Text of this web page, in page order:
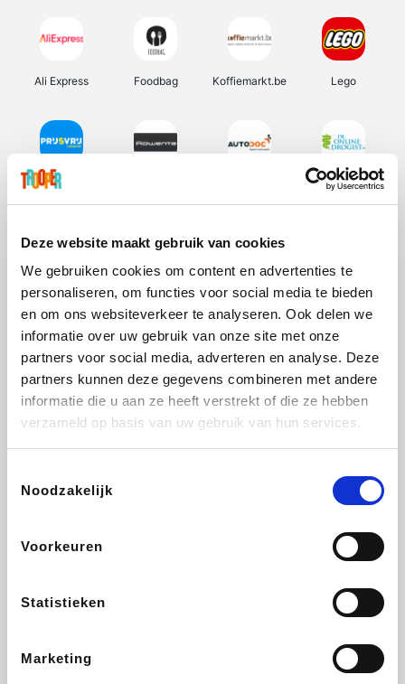
Deze website maakt gebruik van cookies
We gebruiken cookies om content en advertenties te
personaliseren, om functies voor social media te bieden
en om ons websiteverkeer te analyseren. Ook delen we
informatie over uw gebruik van onze site met onze
partners voor social media, adverteren en analyse. Deze
partners kunnen deze gegevens combineren met andere
informatie die u aan ze heeft verstrekt of die ze hebben
verzameld op basis van uw gebruik van hun services.
Noodzakelijk
Voorkeuren
Statistieken
Marketing
Ali Express Foodbag Koffiemarkt.be Lego
Prijsvrij De Online Drogist
Vidaxl Lampenlicht.be Plopsa Adidas
All Accor
DectDirect
SupraBazar